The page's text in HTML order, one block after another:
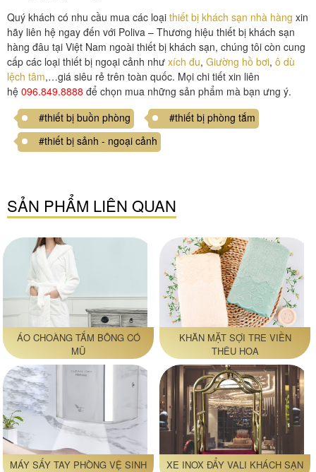
Quý khách có nhu cầu mua các loại thiết bị khách sạn nhà hàng xin
hãy liên hệ ngay đến với Poliva – Thương hiệu thiết bị khách sạn
hàng đâu tại Việt Nam ngoài thiết bị khách sạn, chúng tôi còn cung
cấp các loại thiết bị ngoại cảnh như xích đu, Giường hồ bơi, ô dù
lệch tâm,…giá siêu rẻ trên toàn quốc. Mọi chi tiết xin liên
hệ 096.849.8888 để chọn mua những sản phẩm mà bạn ưng ý.
#thiết bị buồn phòng
#thiết bị phòng tắm
#thiết bị sảnh - ngoại cảnh
SẢN PHẨM LIÊN QUAN
ÁO CHOÀNG TẮM BÔNG CÓ
MŨ
KHĂN MẶT SỢI TRE VIỀN
THÊU HOA
MÁY SẤY TAY PHÒNG VỆ SINH XE INOX ĐẨY VALI KHÁCH SẠN